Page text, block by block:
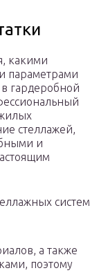
какими
параметрами
гардеробной
стеллажей,
и
систем
а также
поэтому